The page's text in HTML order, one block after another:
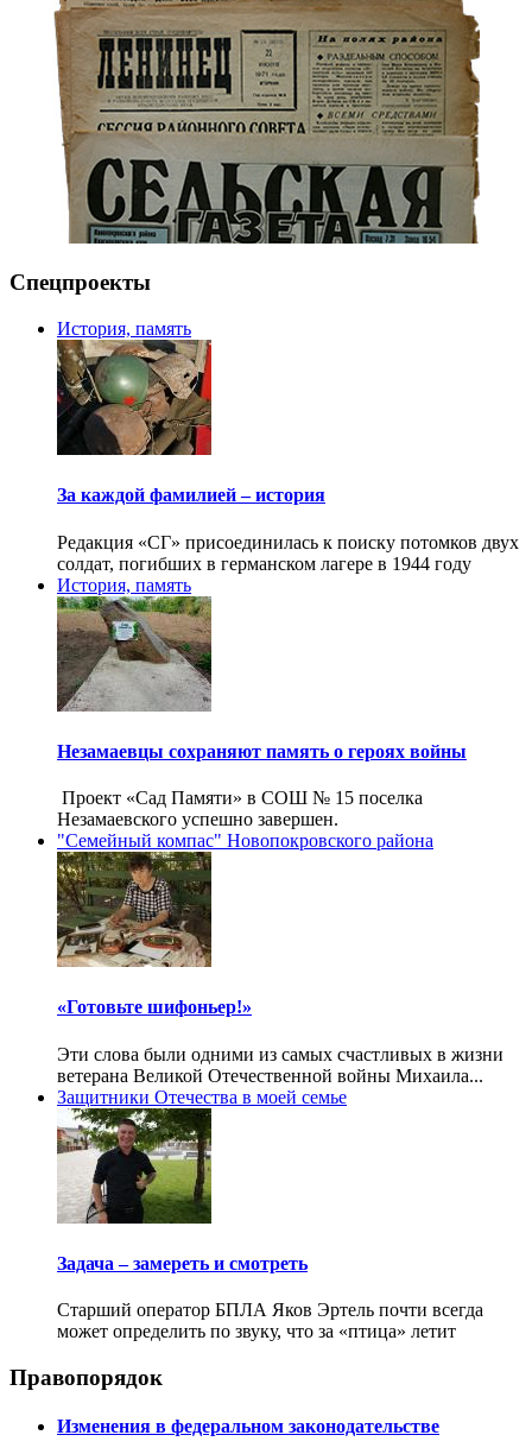
Спецпроекты
История, память
За каждой фамилией – история
Редакция «СГ» присоединилась к поиску потомков двух
солдат, погибших в германском лагере в 1944 году
История, память
Незамаевцы сохраняют память о героях войны
Проект «Сад Памяти» в СОШ № 15 поселка
Незамаевского успешно завершен.
"Семейный компас" Новопокровского района
«Готовьте шифоньер!»
Эти слова были одними из самых счастливых в жизни
ветерана Великой Отечественной войны Михаила...
Защитники Отечества в моей семье
Задача – замереть и смотреть
Старший оператор БПЛА Яков Эртель почти всегда
может определить по звуку, что за «птица» летит
Правопорядок
Изменения в федеральном законодательстве